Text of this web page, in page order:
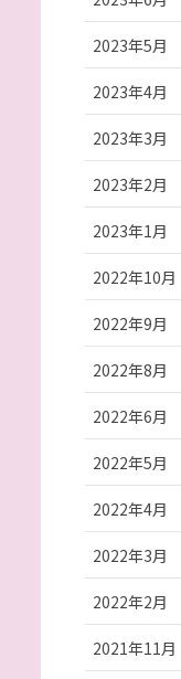
2023年5月
2023年4月
2023年3月
2023年2月
2023年1月
2022年10月
2022年9月
2022年8月
2022年6月
2022年5月
2022年4月
2022年3月
2022年2月
2021年11月